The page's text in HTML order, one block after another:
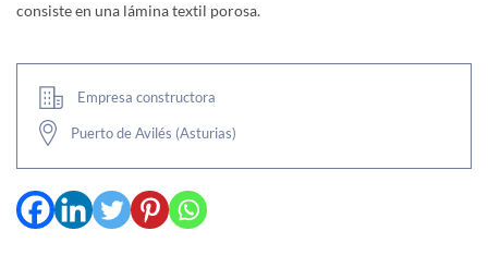
consiste en una lámina textil porosa.
Empresa constructora
Puerto de Avilés (Asturias)